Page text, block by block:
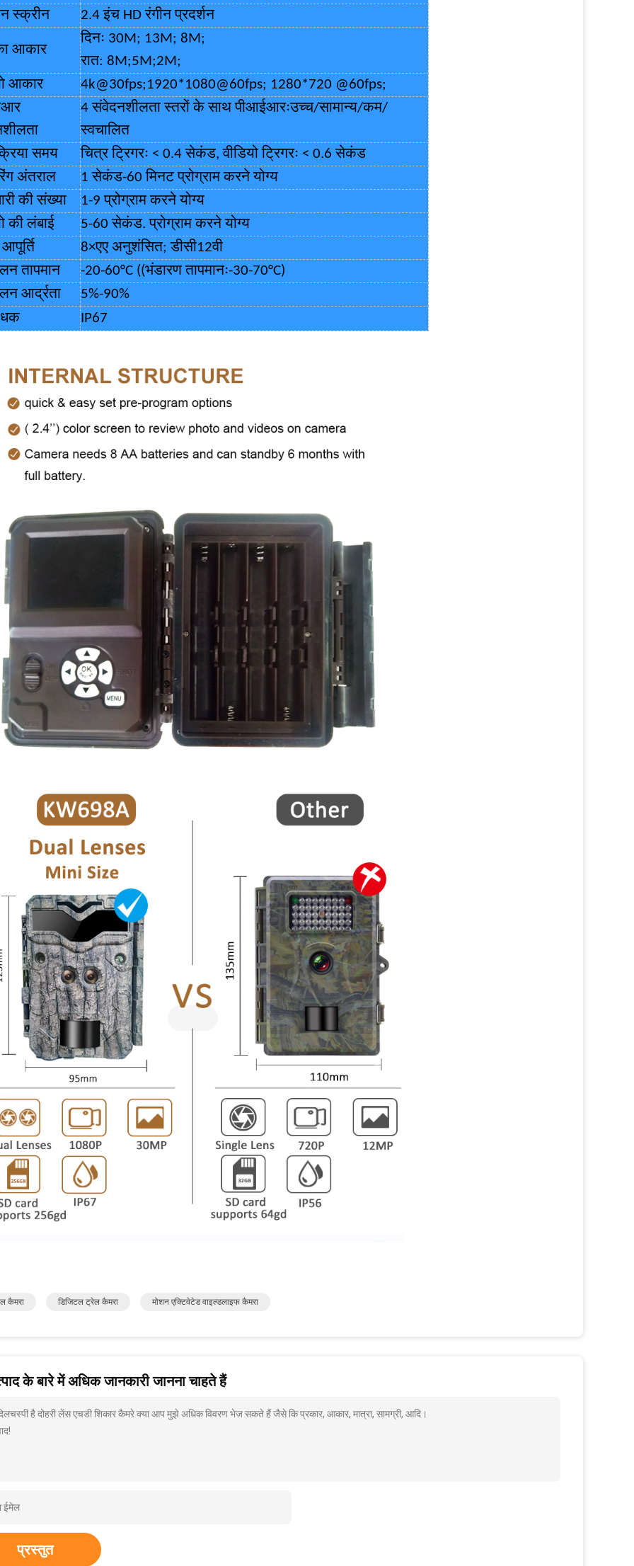
स्क्रीन
2.4 इंच HD रंगीन प्रदर्शन
आकार
दिनः 30M; 13M; 8M;
रात: 8M;5M;2M;
आकार
4k@30fps;1920*1080@60fps; 1280*720 @60fps;
4 संवेदनशीलता स्तरों के साथ पीआईआरःउच्च/सामान्य/कम/
स्वचालित
समय
चित्र ट्रिगरः < 0.4 सेकंड, वीडियो ट्रिगरः < 0.6 सेकंड
अंतराल
1 सेकंड-60 मिनट प्रोग्राम करने योग्य
की संख्या
1-9 प्रोग्राम करने योग्य
की लंबाई
5-60 सेकंड. प्रोग्राम करने योग्य
आपूर्ति
8×एए अनुशंसित; डीसी12वी
तापमान
-20-60°C ((भंडारण तापमानः-30-70°C)
आर्द्रता
5%-90%
IP67
कैमरा डिजिटल ट्रेल कैमरा मोशन एक्टिवेटेड वाइल्डलाइफ कैमरा
के बारे में अधिक जानकारी जानना चाहते हैं
है दोहरी लेंस एचडी शिकार कैमरे क्या आप मुझे अधिक विवरण भेज सकते हैं जैसे कि प्रकार, आकार, मात्रा, सामग्री, आदि।
प्रस्तुत